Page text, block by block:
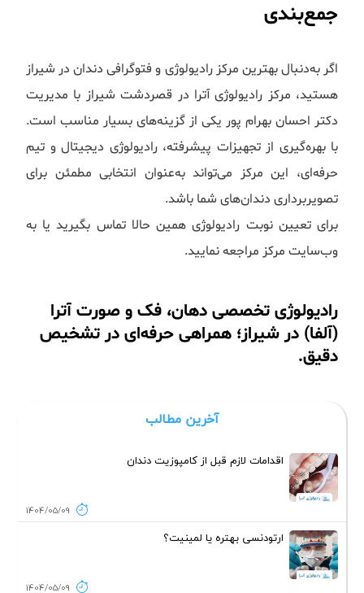
جمع‌بندی
اگر به‌دنبال بهترین مرکز رادیولوژی و فتوگرافی دندان در شیراز
هستید، مرکز رادیولوژی آترا در قصردشت شیراز با مدیریت
دکتر احسان بهرام پور یکی از گزینه‌های بسیار مناسب است.
با بهره‌گیری از تجهیزات پیشرفته، رادیولوژی دیجیتال و تیم
حرفه‌ای، این مرکز می‌تواند به‌عنوان انتخابی مطمئن برای
تصویربرداری دندان‌های شما باشد.
برای تعیین نوبت رادیولوژی همین حالا تماس بگیرید یا به
وب‌سایت مرکز مراجعه نمایید.
رادیولوژی تخصصی دهان، فک و صورت آترا
(آلفا) در شیراز؛ همراهی حرفه‌ای در تشخیص
دقیق.
آخرین مطالب
اقدامات لازم قبل از کامپوزیت دندان
1404/05/09
ارتودنسی بهتره یا لمینیت؟
1404/05/09